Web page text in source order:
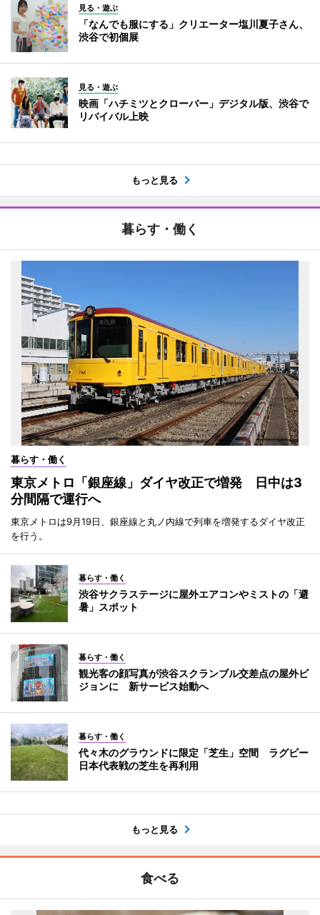
見る・遊ぶ
「なんでも服にする」クリエーター塩川夏子さん、
渋谷で初個展
見る・遊ぶ
映画「ハチミツとクローバー」デジタル版、渋谷で
リバイバル上映
もっと見る
暮らす・働く
暮らす・働く
東京メトロ「銀座線」ダイヤ改正で増発 日中は3
分間隔で運行へ
東京メトロは9月19日、銀座線と丸ノ内線で列車を増発するダイヤ改正
を行う。
暮らす・働く
渋谷サクラステージに屋外エアコンやミストの「避
暑」スポット
暮らす・働く
観光客の顔写真が渋谷スクランブル交差点の屋外ビ
ジョンに 新サービス始動へ
暮らす・働く
代々木のグラウンドに限定「芝生」空間 ラグビー
日本代表戦の芝生を再利用
もっと見る
食べる